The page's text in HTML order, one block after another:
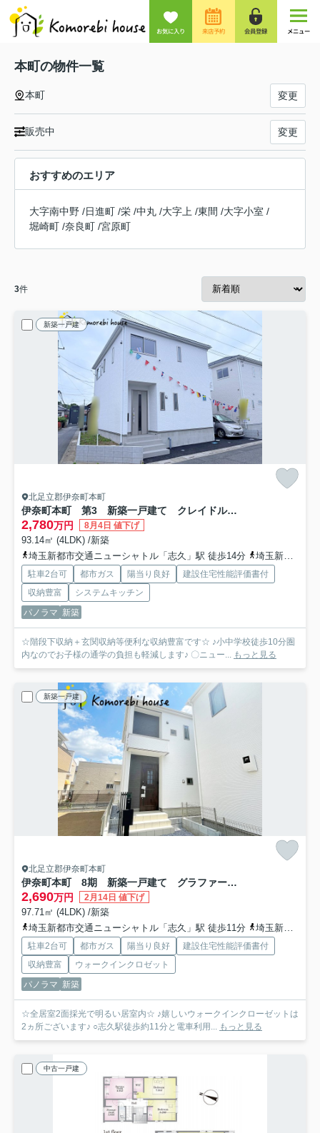
お気に入り 来店予約 会員登録 メニュー
本町の物件一覧
本町 変更
販売中 変更
おすすめのエリア
大字南中野 /日進町 /栄 /中丸 /大字上 /東間 /大字小室 /
堀崎町 /奈良町 /宮原町
3件
新築一戸建
北足立郡伊奈町本町
伊奈町本町 第3 新築一戸建て クレイドルガーデン 02
2,780万円 8月4日 値下げ
93.14㎡ (4LDK) /新築
埼玉新都市交通ニューシャトル「志久」駅 徒歩14分
埼玉新都市交通ニューシャトル「伊奈中央」駅 徒歩17分
駐車2台可 都市ガス 陽当り良好
建設住宅性能評価書付
収納豊富
システムキッチン
パノラマ 新築
☆階段下収納＋玄関収納等便利な収納豊富です☆ ♪小中学校徒歩10分圏
内なのでお子様の通学の負担も軽減します♪ 〇ニュー...
もっと見る
新築一戸建
北足立郡伊奈町本町
伊奈町本町 8期 新築一戸建て グラファーレ 04
2,690万円 2月14日 値下げ
97.71㎡ (4LDK) /新築
埼玉新都市交通ニューシャトル「志久」駅 徒歩11分
埼玉新都市交通ニューシャトル「伊奈中央」駅 徒歩21分
駐車2台可 都市ガス 陽当り良好
建設住宅性能評価書付
収納豊富
ウォークインクロゼット
パノラマ 新築
☆全居室2面採光で明るい居室内☆ ♪嬉しいウォークインクローゼットは
2ヵ所ございます♪ ○志久駅徒歩約11分と電車利用...
もっと見る
中古一戸建